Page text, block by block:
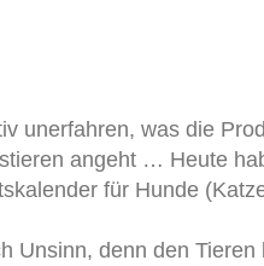
unerfahren, was die
angeht … Heute
für Hunde
Unsinn, denn den